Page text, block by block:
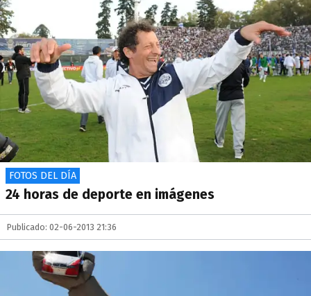
FOTOS DEL DÍA
24 horas de deporte en imágenes
Publicado: 02-06-2013 21:36